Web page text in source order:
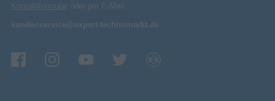
Flimmerfreie Technologie
Low-Blue-Light-Technologie
Kontaktformular oder per E-Mail:
kundenservice@expert-technomarkt.de